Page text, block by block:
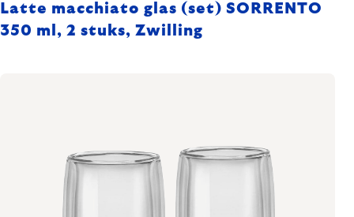
Latte macchiato glas (set) SORRENTO
350 ml, 2 stuks, Zwilling